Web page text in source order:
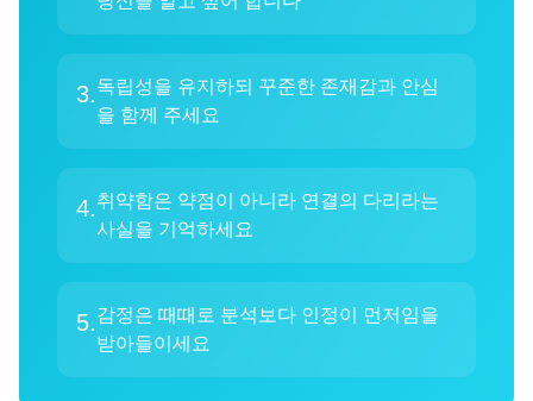
3.독립성을 유지하되 꾸준한 존재감과 안심
을 함께 주세요
4.취약함은 약점이 아니라 연결의 다리라는
사실을 기억하세요
5.감정은 때때로 분석보다 인정이 먼저임을
받아들이세요